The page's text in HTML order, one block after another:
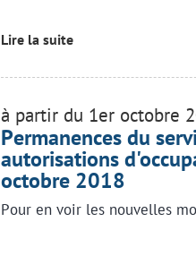
Lire la suite
à partir du 1er octobre
Permanences du
autorisations
octobre 2018
Pour en voir les nouvelles